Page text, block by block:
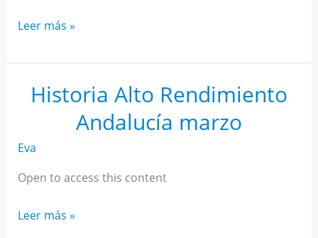
Intensivo
AR
Andalucía
abril
Leer más »
Historia Alto Rendimiento
Andalucía marzo
Eva
Open to access this content
Historia
Leer más »